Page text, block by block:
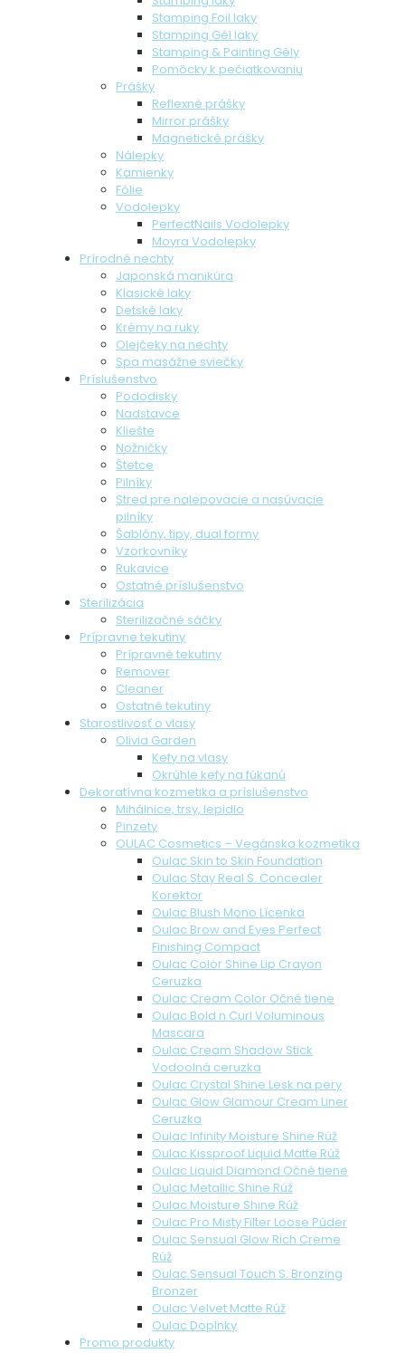
Stamping Foil laky
Stamping Gél laky
Stamping & Painting Gély
Pomôcky k pečiatkovaniu
Prášky
Reflexné prášky
Mirror prášky
Magnetické prášky
Nálepky
Kamienky
Fólie
Vodolepky
PerfectNails Vodolepky
Moyra Vodolepky
Prírodné nechty
Japonská manikúra
Klasické laky
Detské laky
Krémy na ruky
Olejčeky na nechty
Spa masážne sviečky
Príslušenstvo
Pododisky
Nadstavce
Kliešte
Nožničky
Štetce
Pilníky
Stred pre nalepovacie a nasúvacie
pilníky
Šablóny, tipy, dual formy
Vzorkovníky
Rukavice
Ostatné príslušenstvo
Sterilizácia
Sterilizačné sáčky
Prípravne tekutiny
Prípravné tekutiny
Remover
Cleaner
Ostatné tekutiny
Starostlivosť o vlasy
Olivia Garden
Kefy na vlasy
Okrúhle kefy na fúkanú
Dekoratívna kozmetika a príslušenstvo
Mihálnice, trsy, lepidlo
Pinzety
OULAC Cosmetics – Vegánska kozmetika
Oulac Skin to Skin Foundation
Oulac Stay Real S. Concealer
Korektor
Oulac Blush Mono Lícenka
Oulac Brow and Eyes Perfect
Finishing Compact
Oulac Color Shine Lip Crayon
Ceruzka
Oulac Cream Color Očné tiene
Oulac Bold n Curl Voluminous
Mascara
Oulac Cream Shadow Stick
Vodoolná ceruzka
Oulac Crystal Shine Lesk na pery
Oulac Glow Glamour Cream Liner
Ceruzka
Oulac Infinity Moisture Shine Rúž
Oulac Kissproof Liquid Matte Rúž
Oulac Liquid Diamond Očné tiene
Oulac Metallic Shine Rúž
Oulac Moisture Shine Rúž
Oulac Pro Misty Filter Loose Púder
Oulac Sensual Glow Rich Creme
Rúž
Oulac Sensual Touch S. Bronzing
Bronzer
Oulac Velvet Matte Rúž
Oulac Doplnky
Promo produkty